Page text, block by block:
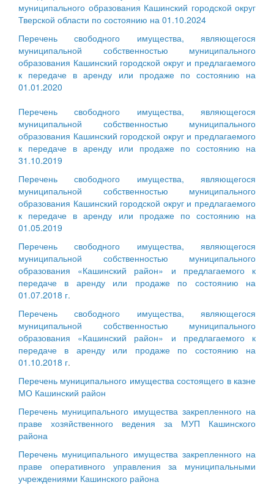
муниципального образования Кашинский городской округ
Тверской области по состоянию на 01.10.2024
Перечень свободного имущества, являющегося
муниципальной собственностью муниципального
образования Кашинский городской округ и предлагаемого
к передаче в аренду или продаже по состоянию на
01.01.2020
Перечень свободного имущества, являющегося
муниципальной собственностью муниципального
образования Кашинский городской округ и предлагаемого
к передаче в аренду или продаже по состоянию на
31.10.2019
Перечень свободного имущества, являющегося
муниципальной собственностью муниципального
образования Кашинский городской округ и предлагаемого
к передаче в аренду или продаже по состоянию на
01.05.2019
Перечень свободного имущества, являющегося
муниципальной собственностью муниципального
образования «Кашинский район» и предлагаемого к
передаче в аренду или продаже по состоянию на
01.07.2018 г.
Перечень свободного имущества, являющегося
муниципальной собственностью муниципального
образования «Кашинский район» и предлагаемого к
передаче в аренду или продаже по состоянию на
01.10.2018 г.
Перечень муниципального имущества состоящего в казне
МО Кашинский район
Перечень муниципального имущества закрепленного на
праве хозяйственного ведения за МУП Кашинского
района
Перечень муниципального имущества закрепленного на
праве оперативного управления за муниципальными
учреждениями Кашинского района